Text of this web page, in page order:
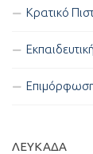
Κρατικό
ΛΕΥΚΑΔΑ